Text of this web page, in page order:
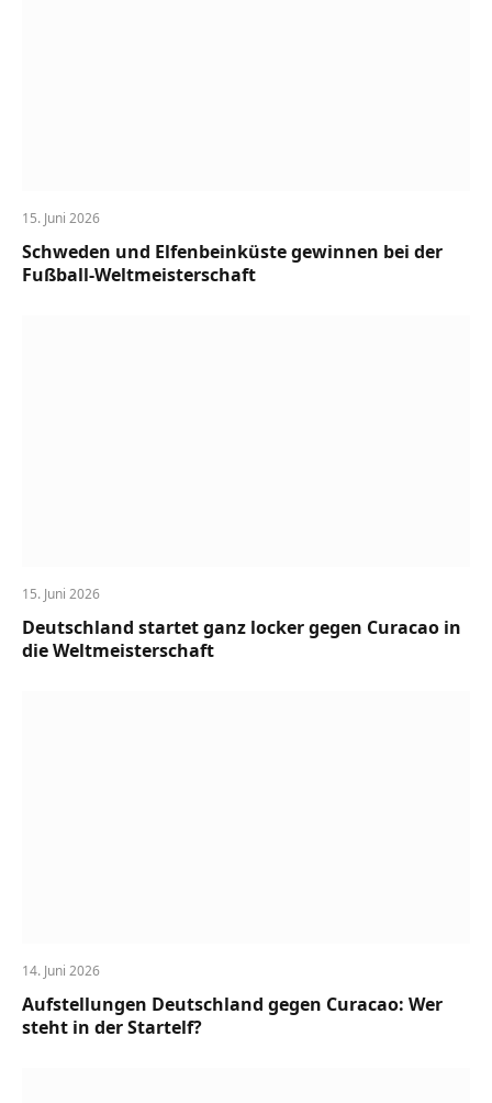
15. Juni 2026
Schweden und Elfenbeinküste gewinnen bei der
Fußball-Weltmeisterschaft
15. Juni 2026
Deutschland startet ganz locker gegen Curacao in
die Weltmeisterschaft
14. Juni 2026
Aufstellungen Deutschland gegen Curacao: Wer
steht in der Startelf?